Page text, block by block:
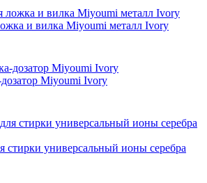
и вилка Мiyoumi металл Ivory
дозатор Мiyoumi Ivory
стирки универсальный ионы серебра